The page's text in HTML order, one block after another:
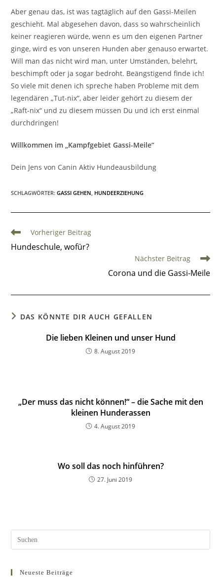
Aber genau das, ist was tagtäglich auf den Gassi-Meilen
geschieht. Mal abgesehen davon, dass so wahrscheinlich
keiner reagieren würde, wenn es um den eigenen Partner
ginge, wird es von unseren Hunden aber genauso erwartet.
Will man das nicht wird man, unter Umständen, belehrt,
beschimpft oder ja sogar bedroht. Beängstigend finde ich!
So viele mit denen ich spreche haben Probleme mit dem
legendären „Tut-nix“, aber leider gehört zu diesem der
„Raft-nix“ und zu diesem müssen Du und ich erst einmal
durchdringen!
Willkommen im „Kampfgebiet Gassi-Meile“
Dein Jens von Canin Aktiv Hundeausbildung
SCHLAGWÖRTER:GASSI GEHEN, HUNDEERZIEHUNG
Vorheriger Beitrag
Hundeschule, wofür?
Nächster Beitrag
Corona und die Gassi-Meile
DAS KÖNNTE DIR AUCH GEFALLEN
Die lieben Kleinen und unser Hund
8. August 2019
„Der muss das nicht können!“ – die Sache mit den
kleinen Hunderassen
4. August 2019
Wo soll das noch hinführen?
27. Juni 2019
Neueste Beiträge